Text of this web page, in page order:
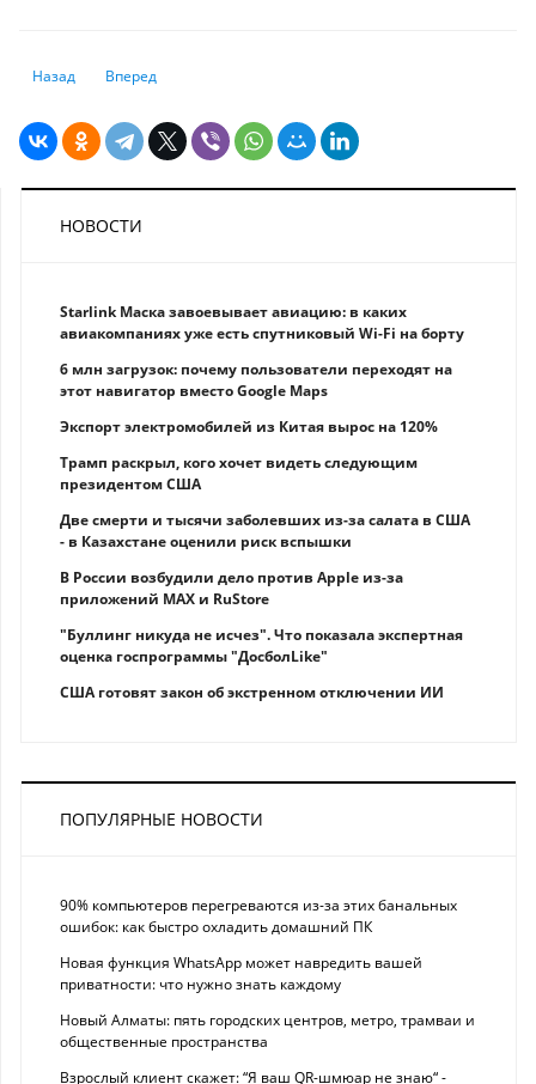
Предыдущий: Казахстанцев предупредили о новых правилах въезда
Назад Следующий: В Казахстане планируют запретить продажу
Вперед
НОВОСТИ
Starlink Маска завоевывает авиацию: в каких
авиакомпаниях уже есть спутниковый Wi-Fi на борту
6 млн загрузок: почему пользователи переходят на
этот навигатор вместо Google Maps
Экспорт электромобилей из Китая вырос на 120%
Трамп раскрыл, кого хочет видеть следующим
президентом США
Две смерти и тысячи заболевших из-за салата в США
- в Казахстане оценили риск вспышки
В России возбудили дело против Apple из-за
приложений MAX и RuStore
"Буллинг никуда не исчез". Что показала экспертная
оценка госпрограммы "ДосболLike"
США готовят закон об экстренном отключении ИИ
ПОПУЛЯРНЫЕ НОВОСТИ
90% компьютеров перегреваются из-за этих банальных
ошибок: как быстро охладить домашний ПК
Новая функция WhatsApp может навредить вашей
приватности: что нужно знать каждому
Новый Алматы: пять городских центров, метро, трамваи и
общественные пространства
Взрослый клиент скажет: “Я ваш QR-шмюар не знаю“ -